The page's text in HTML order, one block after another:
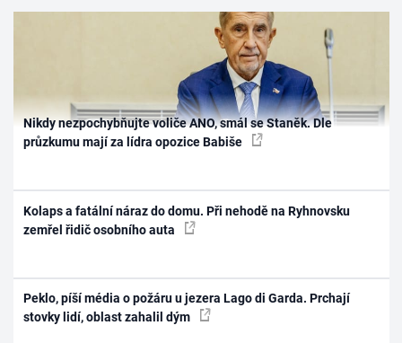
Nikdy nezpochybňujte voliče ANO, smál se Staněk. Dle
průzkumu mají za lídra opozice Babiše
Kolaps a fatální náraz do domu. Při nehodě na Ryhnovsku
zemřel řidič osobního auta
Peklo, píší média o požáru u jezera Lago di Garda. Prchají
stovky lidí, oblast zahalil dým